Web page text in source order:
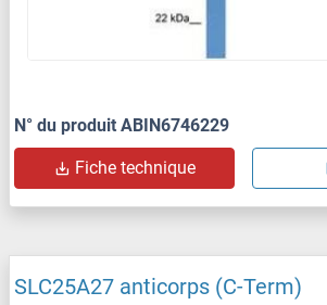
N° du produit ABIN6746229
Fiche technique
SLC25A27 anticorps (C-Term)